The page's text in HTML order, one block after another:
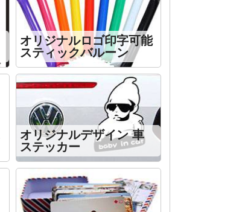
オリジナルロゴ印字可能
スティックバルーン
オリジナルデザイン 車
ステッカー